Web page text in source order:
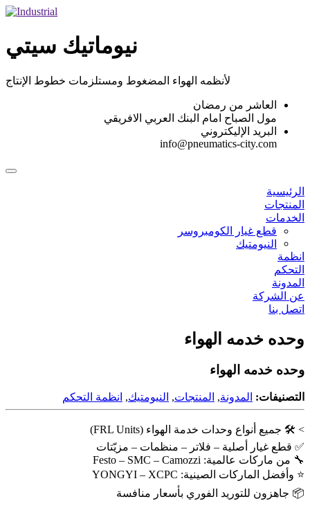
نيوماتيك سيتي
لأنظمه الهواء المضغوط ومستلزمات خطوط الإنتاج
العاشر من رمضان
مول الصباح امام البنك العربي الافريقي
البريد الإليكتروني
info@pneumatics-city.com
الرئيسية
المنتجات
الخدمات
قطع غيار الكومبروسر
النيومتيك
انظمة
التحكم
المدونة
عن الشركة
اتصل بنا
وحده خدمه الهواء
وحده خدمه الهواء
التصنيفات: المدونة, المنتجات, النيومتيك, انظمة التحكم
> 🛠️ جميع أنواع وحدات خدمة الهواء (FRL Units)
✅ قطع غيار أصلية – فلاتر – منظمات – مزيّتات
🔧 من ماركات عالمية: Festo – SMC – Camozzi
⭐ وأفضل الماركات الصينية: YONGYI – XCPC
📦 جاهزون للتوريد الفوري بأسعار منافسة